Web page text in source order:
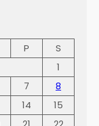
P
S
1
7
8
14
15